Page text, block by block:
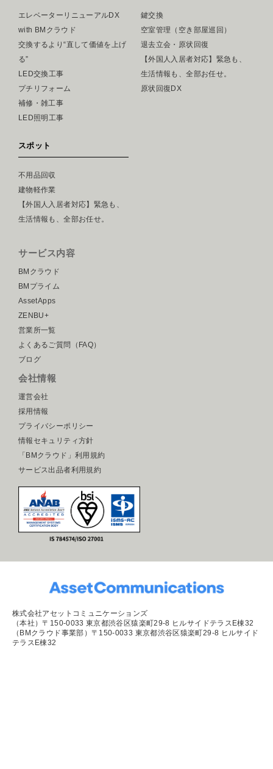
エレベーターリニューアルDX
with BMクラウド
交換するより“直して価値を上げ
る”
LED交換工事
プチリフォーム
補修・雑工事
LED照明工事
鍵交換
空室管理（空き部屋巡回）
退去立会・原状回復
【外国人入居者対応】緊急も、
生活情報も、全部お任せ。
原状回復DX
スポット
不用品回収
建物軽作業
【外国人入居者対応】緊急も、
生活情報も、全部お任せ。
サービス内容
BMクラウド
BMプライム
AssetApps
ZENBU+
営業所一覧
よくあるご質問（FAQ）
ブログ
会社情報
運営会社
採用情報
プライバシーポリシー
情報セキュリティ方針
「BMクラウド」利用規約
サービス出品者利用規約
株式会社アセットコミュニケーションズ
（本社）〒150-0033 東京都渋谷区猿楽町29-8 ヒルサイドテラスE棟32
（BMクラウド事業部）〒150-0033 東京都渋谷区猿楽町29-8 ヒルサイド
テラスE棟32